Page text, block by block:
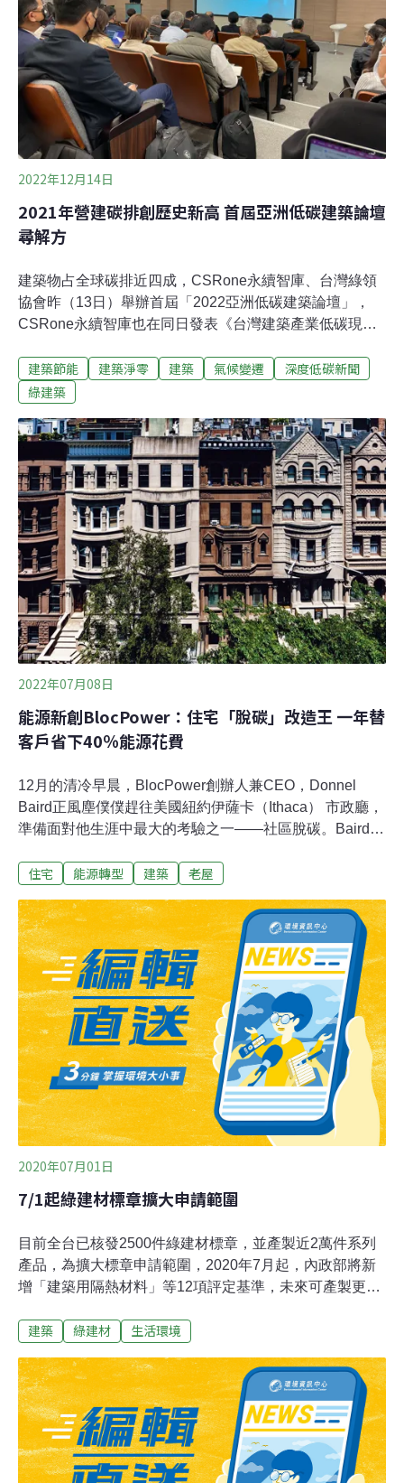
能量35%，陳重仁表示，節能建築需從降低建築物能源消
耗下手，再輔以再生能源彌補不足。而建築日常節能三大
重點，建築外殼、空調系統、照明系統，其中空調及照明
就影響減碳約六成。台大生物環境系統工程學系教授黃國
倉認為，可行性最高的三大措施，是照明汰換、
2022年12月14日
2021年營建碳排創歷史新高 首屆亞洲低碳建築論壇
尋解方
建築物占全球碳排近四成，CSRone永續智庫、台灣綠領
協會昨（13日）舉辦首屆「2022亞洲低碳建築論壇」，
CSRone永續智庫也在同日發表《台灣建築產業低碳現況
業進行分析。台灣、香港、新加坡等超過百位建築業界代
表，昨日齊聚今年剛啟用的「黃金級綠建築」政大公企中
運副總陳厚儒呼籲企業可運用國際「科學基礎減碳目標倡
議」（SBTi）設立自身減碳目標並訂定明確行動方案。建
築低碳轉型迫在眉睫 近六成企業未公布任何淨零目標根據
聯合國環境規劃署（UNEP）2021年研究指出，建築及營
建業占全球碳排近四成，遠高於工業、運輸部門。今年國
發會公布2050淨零路徑，規劃2050年所有新建建築、85%
既有建築要達到近零碳建築，在國際趨勢與國內法規下，
建築產業的轉型已迫在眉睫。
建築節能 建築淨零 建築 氣候變遷
深度低碳新聞
綠建築
2022年07月08日
能源新創BlocPower：住宅「脫碳」改造王 一年替
客戶省下40％能源花費
12月的清冷早晨，BlocPower創辦人兼CEO，Donnel
Baird正風塵僕僕趕往美國紐約伊薩卡（Ithaca） 市政廳，
準備面對他生涯中最大的考驗之一——社區脫碳。Baird多
他以熱泵或太陽能電池板等科技為建築電力化。他創立的
中扮演著兩個重要角色——既是地方政府與計畫出資者的
執行伙伴，也是願意透過電力化減少排放問題的房東或屋
主的貸款人與專案負責人。雖然Baird向Andreessen
Horowitz與Kapor Capital等風險投資者募資超過2000萬美
金，但這個已經被買單的企業模式仍然受到不少質疑，比
如，BlocPower要怎麼將中低收入家庭的設備盡可能電力
化以達到減碳目的？畢竟電力化改造是需要資金的，要讓
中低收入戶淘汰慣手又易得的油氣設備，錢該從哪裡來？
社區脫碳，
住宅 能源轉型 建築 老屋
2020年07月01日
7/1起綠建材標章擴大申請範圍
目前全台已核發2500件綠建材標章，並產製近2萬件系列
產品，為擴大標章申請範圍，2020年7月起，內政部將新
增「建築用隔熱材料」等12項評定基準，未來可產製更多
永續。內政部建築研究所指出，由於建材的種類與功能推
合多項研究成果及各界建言，這次增修綠建材申請範圍及
基準，擴大標章申請範圍，包括「高性能節能綠建材」受
理評定項目由「節能玻璃」1項，增加「建築用隔熱材
料」、「節能塗料」、「建築門窗用玻璃貼膜材料」、
「隔熱外牆系統」、「隔熱屋頂系統」等5項，大幅擴充
建築 綠建材 生活環境